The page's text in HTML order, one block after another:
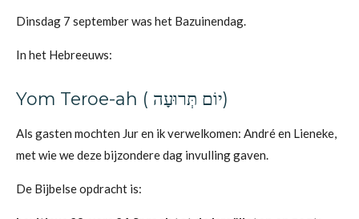
Dinsdag 7 september was het Bazuinendag.
In het Hebreeuws:
Yom Teroe-ah ( יוֹם תְּרוּעָה‎)
Als gasten mochten Jur en ik verwelkomen: André en Lieneke,
met wie we deze bijzondere dag invulling gaven.
De Bijbelse opdracht is: